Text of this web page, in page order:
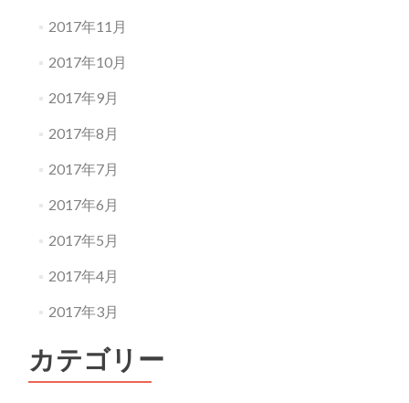
2017年11月
2017年10月
2017年9月
2017年8月
2017年7月
2017年6月
2017年5月
2017年4月
2017年3月
カテゴリー